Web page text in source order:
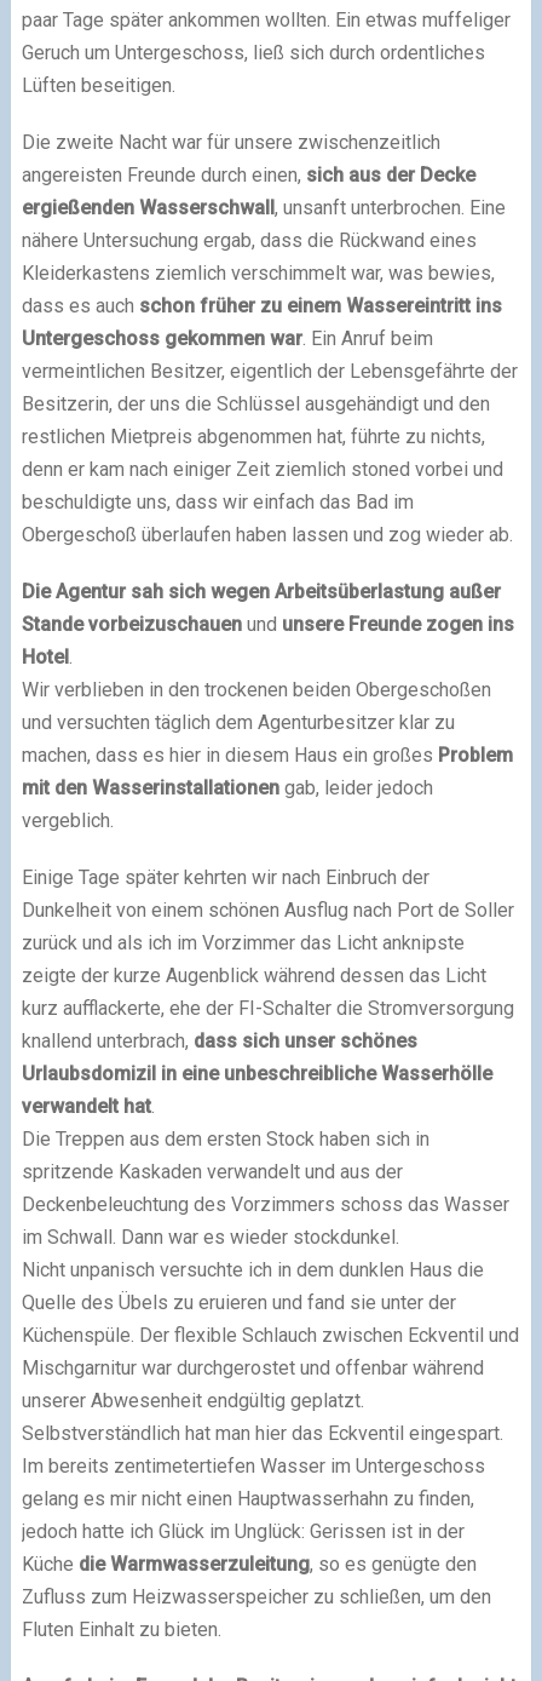
paar Tage später ankommen wollten. Ein etwas muffeliger
Geruch um Untergeschoss, ließ sich durch ordentliches
Lüften beseitigen.
Die zweite Nacht war für unsere zwischenzeitlich
angereisten Freunde durch einen, sich aus der Decke
ergießenden Wasserschwall, unsanft unterbrochen. Eine
nähere Untersuchung ergab, dass die Rückwand eines
Kleiderkastens ziemlich verschimmelt war, was bewies,
dass es auch schon früher zu einem Wassereintritt ins
Untergeschoss gekommen war. Ein Anruf beim
vermeintlichen Besitzer, eigentlich der Lebensgefährte der
Besitzerin, der uns die Schlüssel ausgehändigt und den
restlichen Mietpreis abgenommen hat, führte zu nichts,
denn er kam nach einiger Zeit ziemlich stoned vorbei und
beschuldigte uns, dass wir einfach das Bad im
Obergeschoß überlaufen haben lassen und zog wieder ab.
Die Agentur sah sich wegen Arbeitsüberlastung außer
Stande vorbeizuschauen und unsere Freunde zogen ins
Hotel.
Wir verblieben in den trockenen beiden Obergeschoßen
und versuchten täglich dem Agenturbesitzer klar zu
machen, dass es hier in diesem Haus ein großes Problem
mit den Wasserinstallationen gab, leider jedoch
vergeblich.
Einige Tage später kehrten wir nach Einbruch der
Dunkelheit von einem schönen Ausflug nach Port de Soller
zurück und als ich im Vorzimmer das Licht anknipste
zeigte der kurze Augenblick während dessen das Licht
kurz aufflackerte, ehe der FI-Schalter die Stromversorgung
knallend unterbrach, dass sich unser schönes
Urlaubsdomizil in eine unbeschreibliche Wasserhölle
verwandelt hat.
Die Treppen aus dem ersten Stock haben sich in
spritzende Kaskaden verwandelt und aus der
Deckenbeleuchtung des Vorzimmers schoss das Wasser
im Schwall. Dann war es wieder stockdunkel.
Nicht unpanisch versuchte ich in dem dunklen Haus die
Quelle des Übels zu eruieren und fand sie unter der
Küchenspüle. Der flexible Schlauch zwischen Eckventil und
Mischgarnitur war durchgerostet und offenbar während
unserer Abwesenheit endgültig geplatzt.
Selbstverständlich hat man hier das Eckventil eingespart.
Im bereits zentimetertiefen Wasser im Untergeschoss
gelang es mir nicht einen Hauptwasserhahn zu finden,
jedoch hatte ich Glück im Unglück: Gerissen ist in der
Küche die Warmwasserzuleitung, so es genügte den
Zufluss zum Heizwasserspeicher zu schließen, um den
Fluten Einhalt zu bieten.